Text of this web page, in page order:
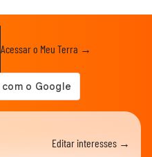
Acessar o Meu Terra →
Editar interesses →